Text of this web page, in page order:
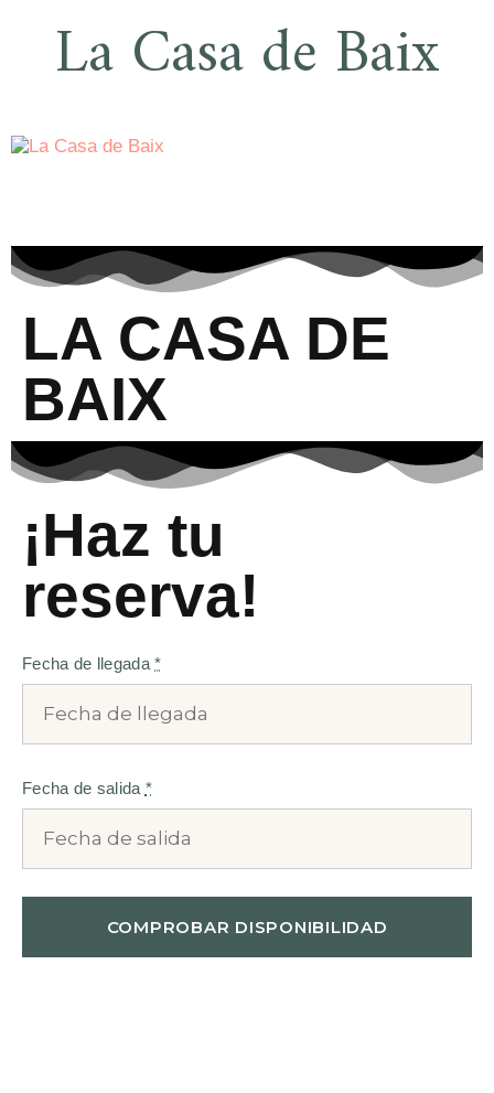
La Casa de Baix
LA CASA DE
BAIX
¡Haz tu
reserva!
Fecha de llegada*
Fecha de salida *